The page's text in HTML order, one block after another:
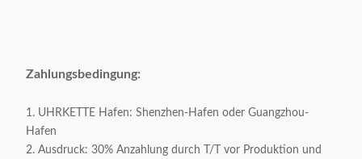
Kategorie:
Art: Modern
Farbe: Optional
Zahlungsbedingung:
1. UHRKETTE Hafen: Shenzhen-Hafen oder Guangzhou-
Hafen
2. Ausdruck: 30% Anzahlung durch T/T vor Produktion und